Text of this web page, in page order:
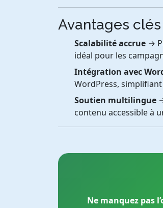
Avantages clés
Scalabilité accrue →
idéal pour les
Intégration avec
WordPress,
Soutien multilingue
contenu accessible à
Ne manquez pas